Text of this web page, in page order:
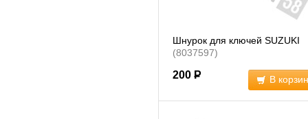
Шнурок для ключей SUZUKI
(8037597)
200 Р В